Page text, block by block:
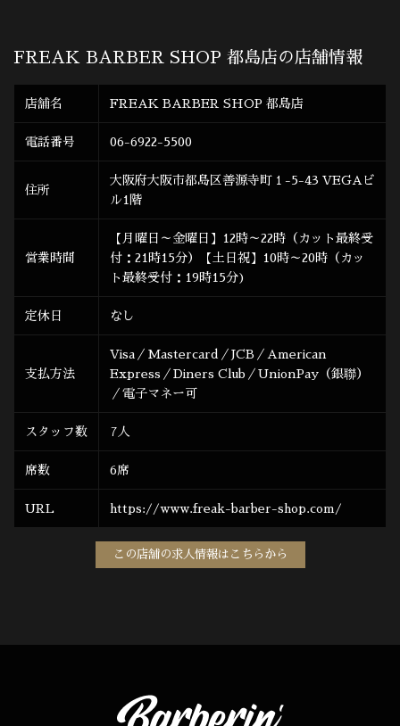
FREAK BARBER SHOP 都島店の店舗情報
店舗名 FREAK BARBER SHOP 都島店
電話番号 06-6922-5500
住所
大阪府大阪市都島区善源寺町１-5-43 VEGAビ
ル1階
営業時間
【月曜日～金曜日】12時～22時（カット最終受
付：21時15分）【土日祝】10時～20時（カッ
ト最終受付：19時15分)
定休日 なし
支払方法
Visa／Mastercard／JCB／American
Express／Diners Club／UnionPay（銀聯）
／電子マネー可
スタッフ数 7人
席数 6席
URL https://www.freak-barber-shop.com/
この店舗の求人情報はこちらから